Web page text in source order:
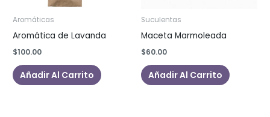
Aromáticas
Aromática de Lavanda
$100.00
Añadir Al Carrito
Suculentas
Maceta Marmoleada
$60.00
Añadir Al Carrito